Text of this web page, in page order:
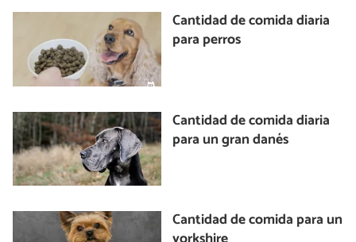
Cantidad de comida diaria
para perros
Cantidad de comida diaria
para un gran danés
Cantidad de comida para un